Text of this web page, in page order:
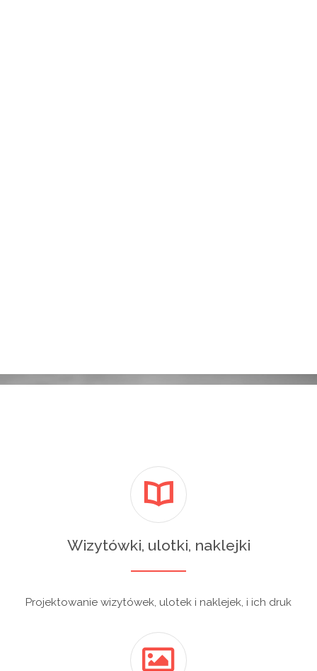
Wizytówki, ulotki, naklejki
Projektowanie wizytówek, ulotek i naklejek, i ich druk